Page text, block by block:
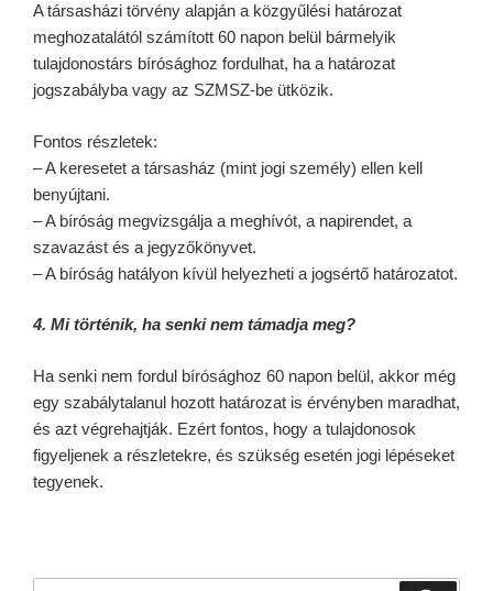
A társasházi törvény alapján a közgyűlési határozat
meghozatalától számított 60 napon belül bármelyik
tulajdonostárs bírósághoz fordulhat, ha a határozat
jogszabályba vagy az SZMSZ-be ütközik.
Fontos részletek:
– A keresetet a társasház (mint jogi személy) ellen kell
benyújtani.
– A bíróság megvizsgálja a meghívót, a napirendet, a
szavazást és a jegyzőkönyvet.
– A bíróság hatályon kívül helyezheti a jogsértő határozatot.
4. Mi történik, ha senki nem támadja meg?
Ha senki nem fordul bírósághoz 60 napon belül, akkor még
egy szabálytalanul hozott határozat is érvényben maradhat,
és azt végrehajtják. Ezért fontos, hogy a tulajdonosok
figyeljenek a részletekre, és szükség esetén jogi lépéseket
tegyenek.